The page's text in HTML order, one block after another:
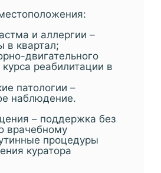
и аллергии –
в квартал;
двигательного
реабилитации в
патологии –
наблюдение.
– поддержка без
врачебному
процедуры
куратора